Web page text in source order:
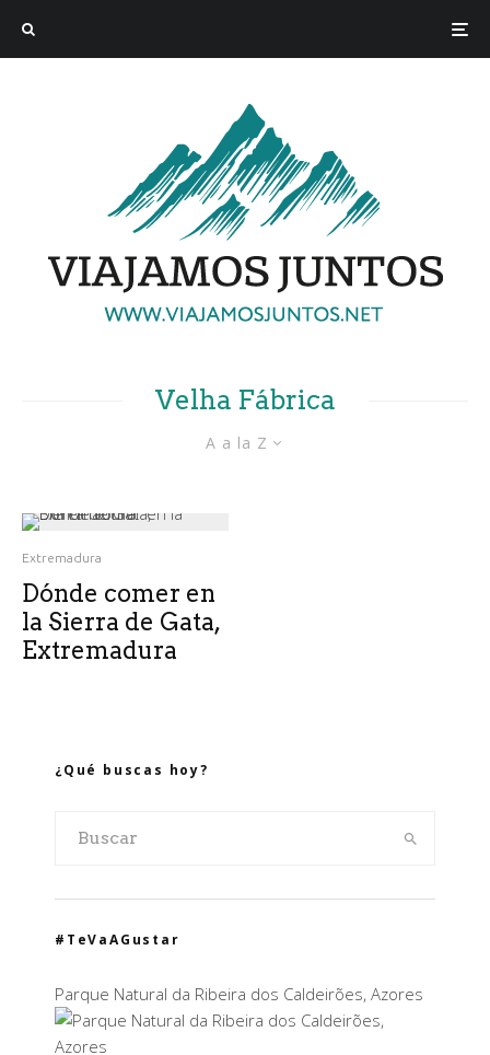
Velha Fábrica
A a la Z
Extremadura
Dónde comer en
la Sierra de Gata,
Extremadura
¿Qué buscas hoy?
#TeVaAGustar
Parque Natural da Ribeira dos Caldeirões, Azores